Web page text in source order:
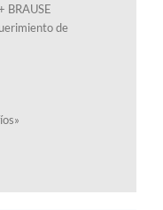
BRAUSE
de